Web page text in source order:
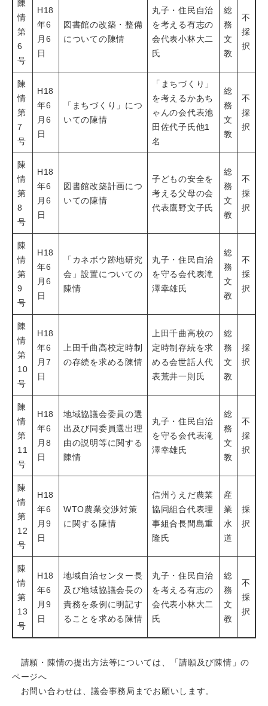
陳
情
第
6
号
H18
年6
月6
日
図書館の改築・整備
についての陳情
丸子・住民自治
を考える有志の
会代表小林大二
氏
総
務
文
教
不
採
択
陳
情
第
7
号
H18
年6
月6
日
「まちづくり」につ
いての陳情
「まちづくり」
を考えるかあち
ゃんの会代表池
田佐代子氏他1
名
総
務
文
教
不
採
択
陳
情
第
8
号
H18
年6
月6
日
図書館改築計画につ
いての陳情
子どもの安全を
考える父母の会
代表鷹野文子氏
総
務
文
教
不
採
択
陳
情
第
9
号
H18
年6
月6
日
「カネボウ跡地研究
会」設置についての
陳情
丸子・住民自治
を守る会代表滝
澤幸雄氏
総
務
文
教
不
採
択
陳
情
第
10
号
H18
年6
月7
日
上田千曲高校定時制
の存続を求める陳情
上田千曲高校の
定時制存続を求
める会世話人代
表荒井一則氏
総
務
文
教
採
択
陳
情
第
11
号
H18
年6
月8
日
地域協議会委員の選
出及び同委員選出理
由の説明等に関する
陳情
丸子・住民自治
を守る会代表滝
澤幸雄氏
総
務
文
教
不
採
択
陳
情
第
12
号
H18
年6
月9
日
WTO農業交渉対策
に関する陳情
信州うえだ農業
協同組合代表理
事組合長間島重
隆氏
産
業
水
道
採
択
陳
情
第
13
号
H18
年6
月9
日
地域自治センター長
及び地域協議会長の
責務を条例に明記す
ることを求める陳情
丸子・住民自治
を考える有志の
会代表小林大二
氏
総
務
文
教
不
採
択
請願・陳情の提出方法等については、「請願及び陳情」の
ページへ
お問い合わせは、議会事務局までお願いします。